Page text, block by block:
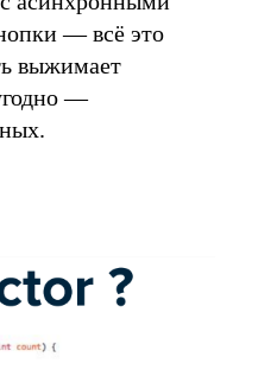
— всё это
выжимает
—